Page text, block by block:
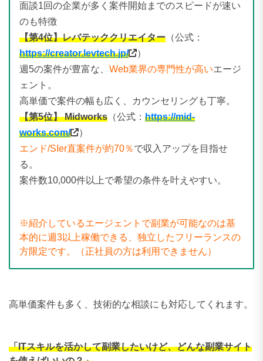
面談1回の企業が多く案件開始までのスピードが速い
のも特徴
【第4位】レバテッククリエイター （公式：
https://creator.levtech.jp/
）
週5の案件が豊富な、 Web業界の専門性が高いエージ
ェント。
高単価で案件の幅も広く、カウンセリングも丁寧。
【第5位】 Midworks （公式： https://mid-
works.com/
）
エンド/SIer直案件が約70％で収入アップを目指せ
る。
案件数10,000件以上で希望の条件を叶えやすい。
※紹介しているエージェントで副業が可能なのは基
本的に週3以上稼働できる、独立したフリーランスの
方限定です。（正社員の方は利用できません）
高単価案件も多く、技術的な相談にも対応してくれます。
「ITスキルを活かして副業したいけど、どんな副業サイト